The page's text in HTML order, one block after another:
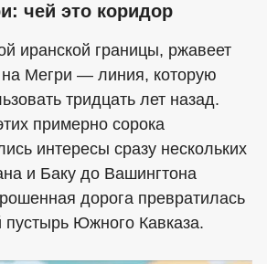
чей это коридор
иранской границы, ржавеет
на Мегри — линия, которую
тридцать лет назад.
примерно сорока
интересы сразу нескольких
и Баку до Вашингтона
дорога превратилась
Южного Кавказа.